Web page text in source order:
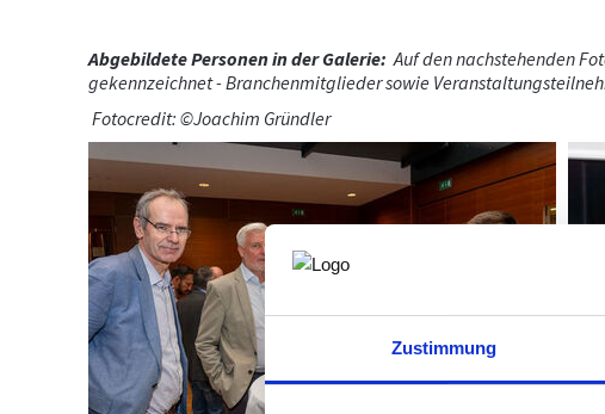
Zustimmung
Abgebildete Personen in der Galerie: Auf den nachstehenden
gekennzeichnet - Branchenmitglieder sowie
Fotocredit: ©Joachim Gründler